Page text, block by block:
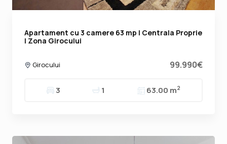
Apartament cu 3 camere 63 mp | Centrala Proprie
| Zona Girocului
Girocului 99.990€
3 1 63.00 m2